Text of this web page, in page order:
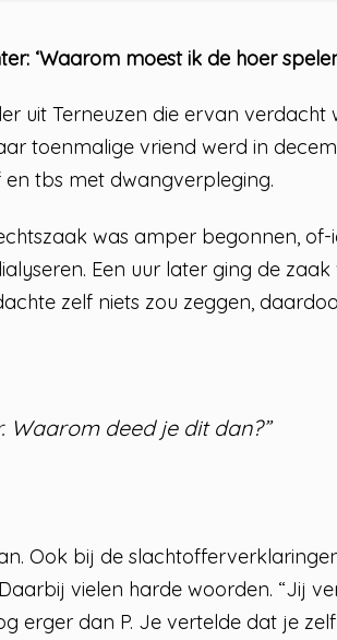
‘Waarom moest ik de hoer
uit Terneuzen die ervan verdacht
toenmalige vriend werd in
tbs met dwangverpleging.
was amper begonnen, of-
Een uur later ging de zaak
zelf niets zou zeggen,
deed je dit dan?”
Ook bij de
vielen harde woorden. “Jij
erger dan P. Je vertelde dat je